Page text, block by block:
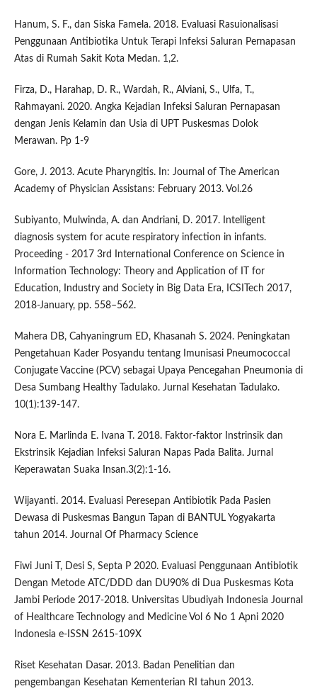
Hanum, S. F., dan Siska Famela. 2018. Evaluasi Rasuionalisasi
Penggunaan Antibiotika Untuk Terapi Infeksi Saluran Pernapasan
Atas di Rumah Sakit Kota Medan. 1,2.
Firza, D., Harahap, D. R., Wardah, R., Alviani, S., Ulfa, T.,
Rahmayani. 2020. Angka Kejadian Infeksi Saluran Pernapasan
dengan Jenis Kelamin dan Usia di UPT Puskesmas Dolok
Merawan. Pp 1-9
Gore, J. 2013. Acute Pharyngitis. In: Journal of The American
Academy of Physician Assistans: February 2013. Vol.26
Subiyanto, Mulwinda, A. dan Andriani, D. 2017. Intelligent
diagnosis system for acute respiratory infection in infants.
Proceeding - 2017 3rd International Conference on Science in
Information Technology: Theory and Application of IT for
Education, Industry and Society in Big Data Era, ICSITech 2017,
2018-January, pp. 558–562.
Mahera DB, Cahyaningrum ED, Khasanah S. 2024. Peningkatan
Pengetahuan Kader Posyandu tentang Imunisasi Pneumococcal
Conjugate Vaccine (PCV) sebagai Upaya Pencegahan Pneumonia di
Desa Sumbang Healthy Tadulako. Jurnal Kesehatan Tadulako.
10(1):139-147.
Nora E. Marlinda E. Ivana T. 2018. Faktor-faktor Instrinsik dan
Ekstrinsik Kejadian Infeksi Saluran Napas Pada Balita. Jurnal
Keperawatan Suaka Insan.3(2):1-16.
Wijayanti. 2014. Evaluasi Peresepan Antibiotik Pada Pasien
Dewasa di Puskesmas Bangun Tapan di BANTUL Yogyakarta
tahun 2014. Journal Of Pharmacy Science
Fiwi Juni T, Desi S, Septa P 2020. Evaluasi Penggunaan Antibiotik
Dengan Metode ATC/DDD dan DU90% di Dua Puskesmas Kota
Jambi Periode 2017-2018. Universitas Ubudiyah Indonesia Journal
of Healthcare Technology and Medicine Vol 6 No 1 Apni 2020
Indonesia e-ISSN 2615-109X
Riset Kesehatan Dasar. 2013. Badan Penelitian dan
pengembangan Kesehatan Kementerian RI tahun 2013.